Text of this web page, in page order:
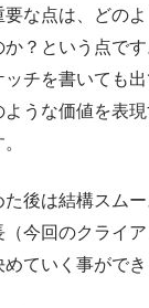
な点は、どの
？という点で
チを書いても
うな価値を表
後は結構スム
今回のクライ
ていく事ができ